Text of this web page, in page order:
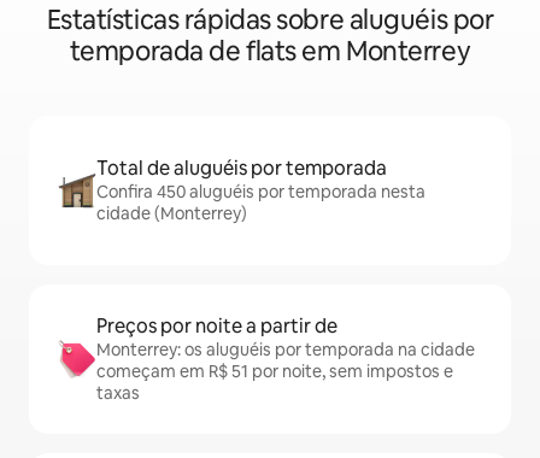
Estatísticas rápidas sobre aluguéis por
temporada de flats em Monterrey
Total de aluguéis por temporada
Confira 450 aluguéis por temporada nesta
cidade (Monterrey)
Preços por noite a partir de
Monterrey: os aluguéis por temporada na cidade
começam em R$ 51 por noite, sem impostos e
taxas